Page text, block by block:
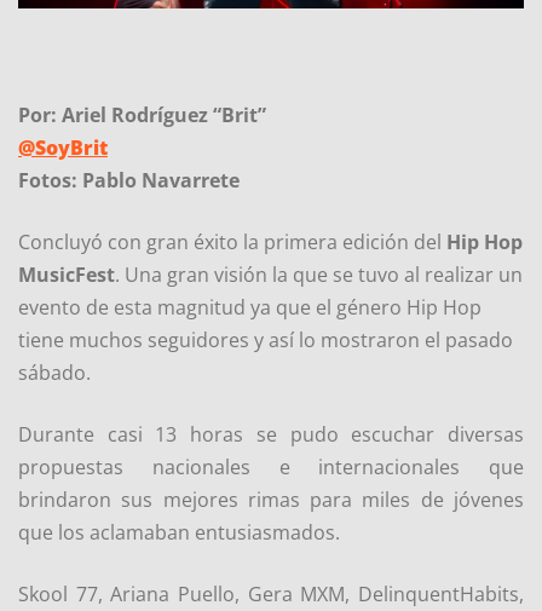
Por: Ariel Rodríguez “Brit”
@SoyBrit
Fotos: Pablo Navarrete
Concluyó con gran éxito la primera edición del Hip Hop
MusicFest. Una gran visión la que se tuvo al realizar un
evento de esta magnitud ya que el género Hip Hop
tiene muchos seguidores y así lo mostraron el pasado
sábado.
Durante casi 13 horas se pudo escuchar diversas
propuestas nacionales e internacionales que
brindaron sus mejores rimas para miles de jóvenes
que los aclamaban entusiasmados.
Skool 77, Ariana Puello, Gera MXM, DelinquentHabits,